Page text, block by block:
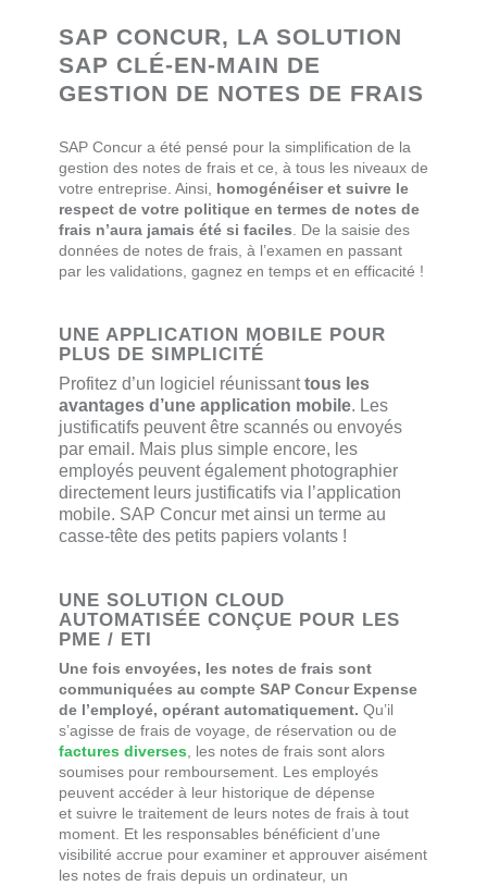
SAP CONCUR, LA SOLUTION
SAP CLÉ-EN-MAIN DE
GESTION DE NOTES DE FRAIS
SAP Concur a été pensé pour la simplification de la
gestion des notes de frais et ce, à tous les niveaux de
votre entreprise. Ainsi, homogénéiser et suivre le
respect de votre politique en termes de notes de
frais n’aura jamais été si faciles. De la saisie des
données de notes de frais, à l’examen en passant
par les validations, gagnez en temps et en efficacité !
UNE APPLICATION MOBILE POUR
PLUS DE SIMPLICITÉ
Profitez d’un logiciel réunissanttous les
avantages d’une application mobile. Les
justificatifs peuvent être scannés ou envoyés
par email. Mais plus simple encore, les
employés peuvent également photographier
directement leurs justificatifs via l’application
mobile. SAP Concur met ainsi un terme au
casse-tête des petits papiers volants !
UNE SOLUTION CLOUD
AUTOMATISÉE CONÇUE POUR LES
PME / ETI
Une fois envoyées, les notes de frais sont
communiquées au compte SAP Concur Expense
de l’employé, opérant automatiquement. Qu’il
s’agisse de frais de voyage, de réservation ou de
factures diverses, les notes de frais sont alors
soumises pour remboursement. Les employés
peuvent accéder à leur historique de dépense
et suivre le traitement de leurs notes de frais à tout
moment. Et les responsables bénéficient d’une
visibilité accrue pour examiner et approuver aisément
les notes de frais depuis un ordinateur, un